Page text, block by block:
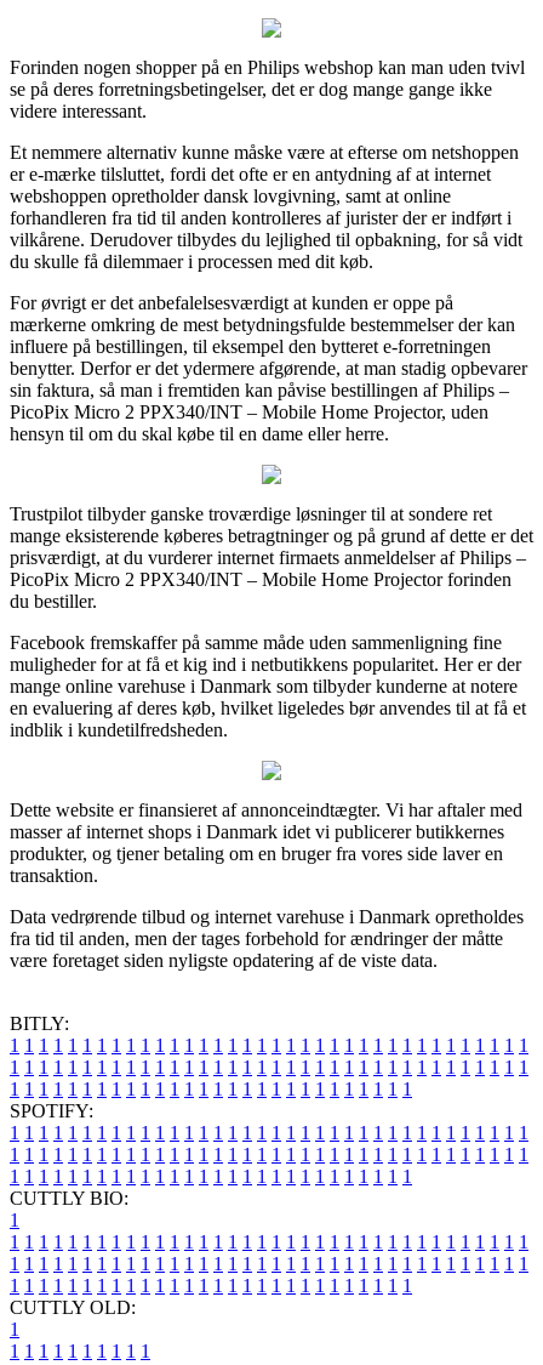
Forinden nogen shopper på en Philips webshop kan man uden tvivl
se på deres forretningsbetingelser, det er dog mange gange ikke
videre interessant.
Et nemmere alternativ kunne måske være at efterse om netshoppen
er e-mærke tilsluttet, fordi det ofte er en antydning af at internet
webshoppen opretholder dansk lovgivning, samt at online
forhandleren fra tid til anden kontrolleres af jurister der er indført i
vilkårene. Derudover tilbydes du lejlighed til opbakning, for så vidt
du skulle få dilemmaer i processen med dit køb.
For øvrigt er det anbefalelsesværdigt at kunden er oppe på
mærkerne omkring de mest betydningsfulde bestemmelser der kan
influere på bestillingen, til eksempel den bytteret e-forretningen
benytter. Derfor er det ydermere afgørende, at man stadig opbevarer
sin faktura, så man i fremtiden kan påvise bestillingen af Philips –
PicoPix Micro 2 PPX340/INT – Mobile Home Projector, uden
hensyn til om du skal købe til en dame eller herre.
Trustpilot tilbyder ganske troværdige løsninger til at sondere ret
mange eksisterende køberes betragtninger og på grund af dette er det
prisværdigt, at du vurderer internet firmaets anmeldelser af Philips –
PicoPix Micro 2 PPX340/INT – Mobile Home Projector forinden
du bestiller.
Facebook fremskaffer på samme måde uden sammenligning fine
muligheder for at få et kig ind i netbutikkens popularitet. Her er der
mange online varehuse i Danmark som tilbyder kunderne at notere
en evaluering af deres køb, hvilket ligeledes bør anvendes til at få et
indblik i kundetilfredsheden.
Dette website er finansieret af annonceindtægter. Vi har aftaler med
masser af internet shops i Danmark idet vi publicerer butikkernes
produkter, og tjener betaling om en bruger fra vores side laver en
transaktion.
Data vedrørende tilbud og internet varehuse i Danmark opretholdes
fra tid til anden, men der tages forbehold for ændringer der måtte
være foretaget siden nyligste opdatering af de viste data.
BITLY:
1 1 1 1 1 1 1 1 1 1 1 1 1 1 1 1 1 1 1 1 1 1 1 1 1 1 1 1 1 1 1 1 1 1 1 1
1 1 1 1 1 1 1 1 1 1 1 1 1 1 1 1 1 1 1 1 1 1 1 1 1 1 1 1 1 1 1 1 1 1 1 1
1 1 1 1 1 1 1 1 1 1 1 1 1 1 1 1 1 1 1 1 1 1 1 1 1 1 1 1
SPOTIFY:
1 1 1 1 1 1 1 1 1 1 1 1 1 1 1 1 1 1 1 1 1 1 1 1 1 1 1 1 1 1 1 1 1 1 1 1
1 1 1 1 1 1 1 1 1 1 1 1 1 1 1 1 1 1 1 1 1 1 1 1 1 1 1 1 1 1 1 1 1 1 1 1
1 1 1 1 1 1 1 1 1 1 1 1 1 1 1 1 1 1 1 1 1 1 1 1 1 1 1 1
CUTTLY BIO:
1
1 1 1 1 1 1 1 1 1 1 1 1 1 1 1 1 1 1 1 1 1 1 1 1 1 1 1 1 1 1 1 1 1 1 1 1
1 1 1 1 1 1 1 1 1 1 1 1 1 1 1 1 1 1 1 1 1 1 1 1 1 1 1 1 1 1 1 1 1 1 1 1
1 1 1 1 1 1 1 1 1 1 1 1 1 1 1 1 1 1 1 1 1 1 1 1 1 1 1 1
CUTTLY OLD:
1
1 1 1 1 1 1 1 1 1 1